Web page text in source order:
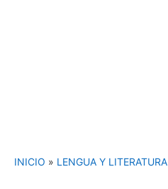
INICIO » LENGUA Y LITERATURA